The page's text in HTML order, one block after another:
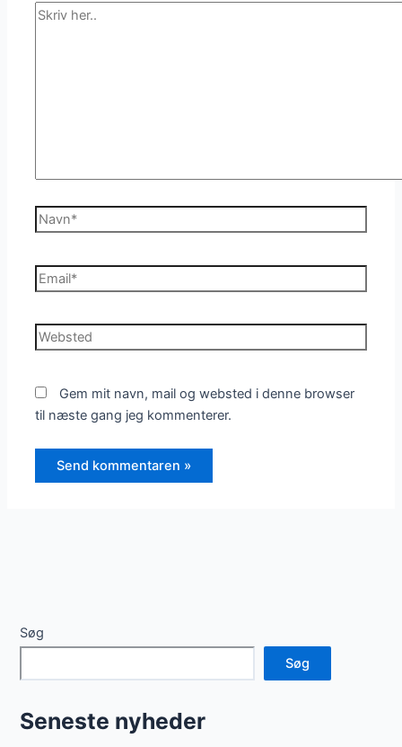
Skriv
Navn*
Email*
Websted
Gem mit navn, mail og websted i denne browser
til næste gang jeg kommenterer.
Søg
Søg
Seneste nyheder